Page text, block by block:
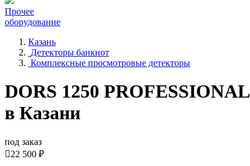
Прочее
оборудование
Казань
Детекторы банкнот
Комплексные просмотровые детекторы
DORS 1250 PROFESSIONAL
в Казани
под заказ
22 500 ₽